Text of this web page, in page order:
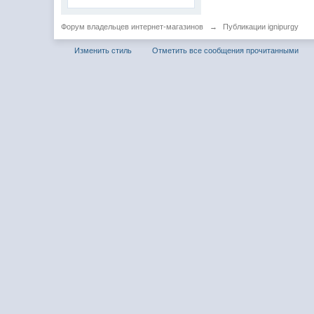
Форум владельцев интернет-магазинов → Публикации ignipurgy
Изменить стиль Отметить все сообщения прочитанными